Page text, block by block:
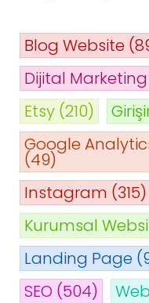
Blog Website
Dijital Marketing
Etsy (210)
Google
(49)
Instagram (315)
Kurumsal
Landing Page
SEO (504)